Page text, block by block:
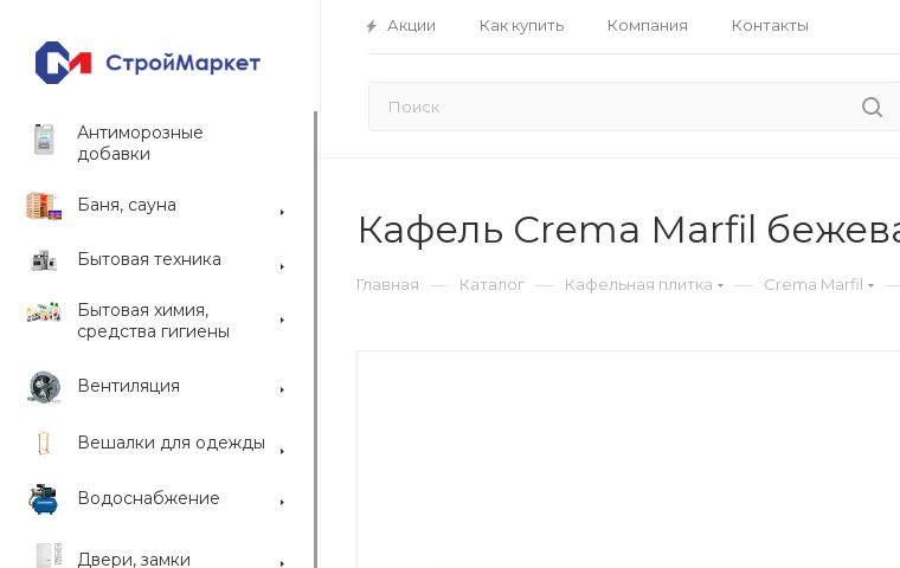
Акции Как купить Компания Контакты
Антиморозные
добавки
Баня, сауна
Бытовая техника
Бытовая химия,
средства гигиены
Вентиляция
Вешалки для одежды
Водоснабжение
Двери, замки
Кафель Crema Marfil
Главная — Каталог — Кафельная плитка — Crema Marfil